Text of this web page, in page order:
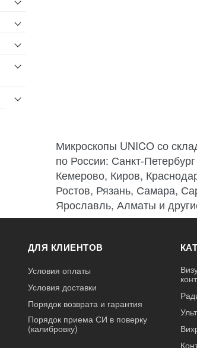
Микроскопы UNICO со
по России: Санкт-
Кемерово, Киров,
Ростов, Рязань, Самара,
Ярославль, Алматы и
ДЛЯ КЛИЕНТОВ
Условия оплаты
Условия доставки
Порядок возврата и гарантия
Порядок приема СИ в поверку
(калибровку)